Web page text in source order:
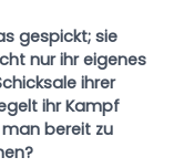
gespickt; sie
nur ihr eigenes
ihrer
ihr Kampf
bereit zu